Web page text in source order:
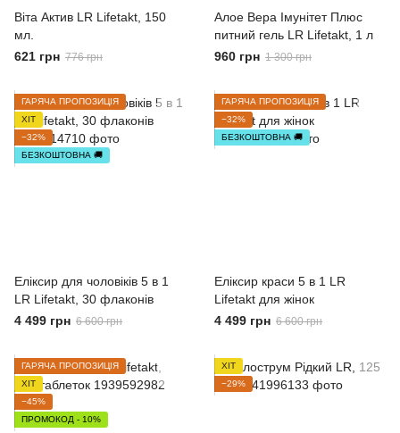
Віта Актив LR Lifetakt, 150
мл.
621 грн 776 грн
Алое Вера Імунітет Плюс
питний гель LR Lifetakt, 1 л
960 грн 1 300 грн
ГАРЯЧА ПРОПОЗИЦІЯ
ХІТ
−32%
БЕЗКОШТОВНА 🚚
Еліксир для чоловіків 5 в 1
LR Lifetakt, 30 флаконів
4 499 грн 6 600 грн
ГАРЯЧА ПРОПОЗИЦІЯ
−32%
БЕЗКОШТОВНА 🚚
Еліксир краси 5 в 1 LR
Lifetakt для жінок
4 499 грн 6 600 грн
ГАРЯЧА ПРОПОЗИЦІЯ
ХІТ
−45%
ПРОМОКОД - 10%
ХІТ
−29%